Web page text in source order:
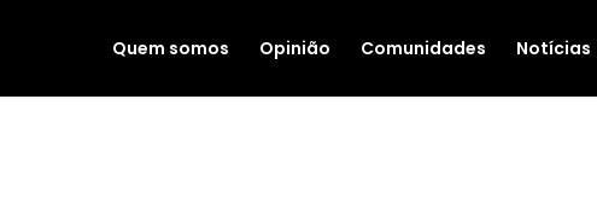
Quem somos Opinião Comunidades Notícias